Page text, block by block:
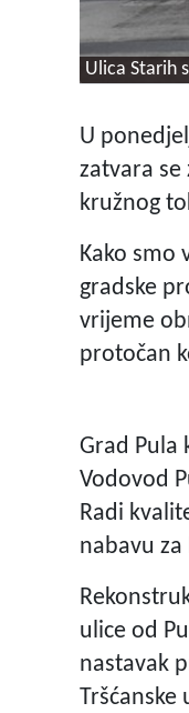
Ulica Starih
U
zatvara
kružnog
Kako smo
gradske
vrijeme
protočan
Grad Pula
Vodovod
Radi
nabavu za
ulice od
nastavak